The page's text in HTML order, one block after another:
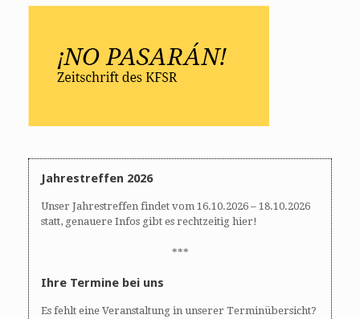
Jahrestreffen 2026
Unser Jahrestreffen findet vom 16.10.2026 – 18.10.2026
statt, genauere Infos gibt es rechtzeitig hier!
***
Ihre Termine bei uns
Es fehlt eine Veranstaltung in unserer Terminübersicht?